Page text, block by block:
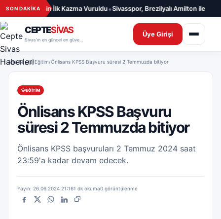
İçeriğe geç
SON DAKİKA
Merkezi İçin İlk Kazma Vuruldu•Sivasspor, Brezilyalı Amilton ile 1
CEPTESİVAS Üye Girişi
Ana Sayfa/Eğitim/Önlisans KPSS Başvuru süresi 2 Temmuzda bitiyor
EĞITIM
Önlisans KPSS Başvuru
süresi 2 Temmuzda bitiyor
Önlisans KPSS başvuruları 2 Temmuz 2024 saat
23:59'a kadar devam edecek.
Yayın: 26.06.2024 21:161 dk okuma0 görüntülenme
Facebook
X WhatsApp
LinkedInBağlantıyı kopyala